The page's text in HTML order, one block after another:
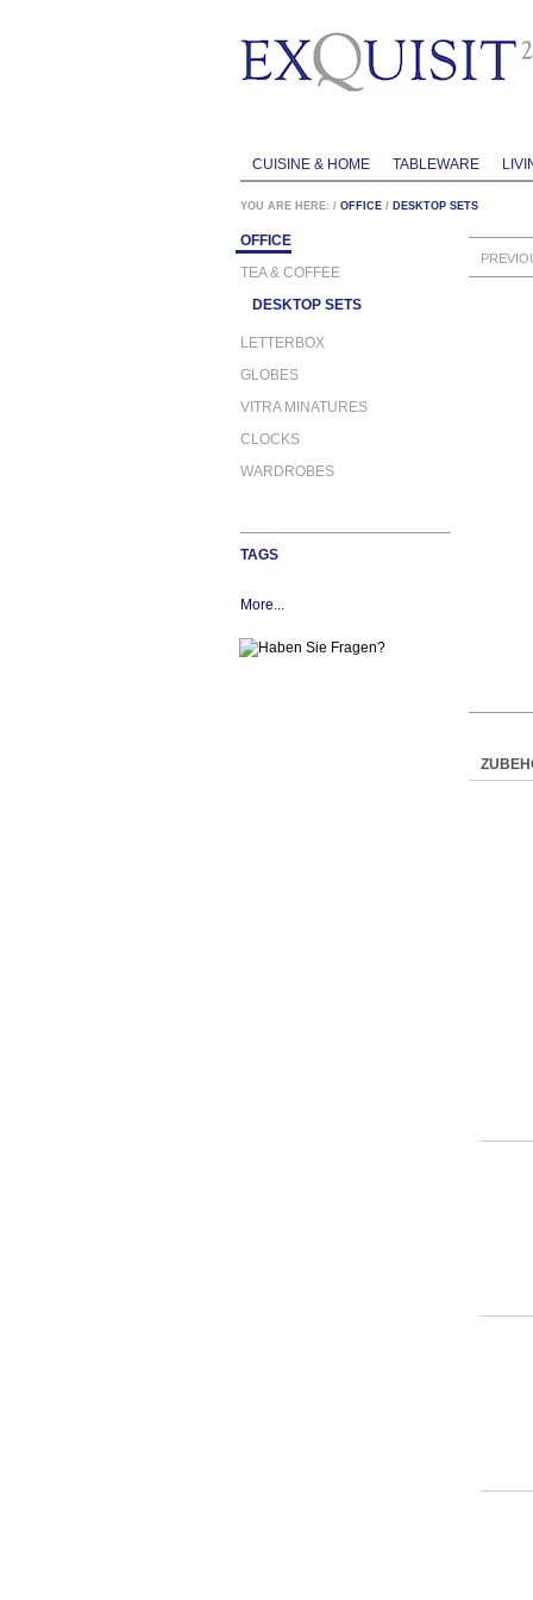
CUISINE & HOME TABLEWARE
YOU ARE HERE: / OFFICE / DESKTOP SETS
OFFICE
TEA & COFFEE
DESKTOP SETS
LETTERBOX
GLOBES
VITRA MINATURES
CLOCKS
WARDROBES
TAGS
More...